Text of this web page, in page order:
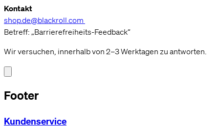
Kontakt
shop.de@blackroll.com
Betreff: „Barrierefreiheits-Feedback“
Wir versuchen, innerhalb von 2–3 Werktagen zu antworten.
Footer
Kundenservice